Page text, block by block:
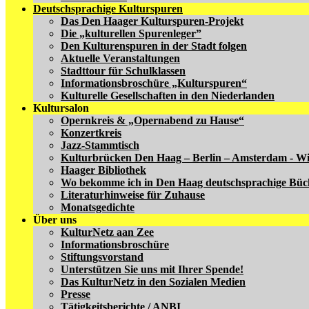
Deutschsprachige Kulturspuren
Das Den Haager Kulturspuren-Projekt
Die „kulturellen Spurenleger”
Den Kulturenspuren in der Stadt folgen
Aktuelle Veranstaltungen
Stadttour für Schulklassen
Informationsbroschüre „Kulturspuren“
Kulturelle Gesellschaften in den Niederlanden
Kultursalon
Opernkreis & „Opernabend zu Hause“
Konzertkreis
Jazz-Stammtisch
Kulturbrücken Den Haag – Berlin – Amsterdam -
Haager Bibliothek
Wo bekomme ich in Den Haag deutschsprachige
Literaturhinweise für Zuhause
Monatsgedichte
Über uns
KulturNetz aan Zee
Informationsbroschüre
Stiftungsvorstand
Unterstützen Sie uns mit Ihrer Spende!
Das KulturNetz in den Sozialen Medien
Presse
Tätigkeitsberichte / ANBI